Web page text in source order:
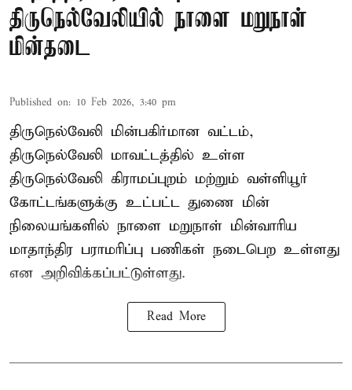
திருநெல்வேலியில் நாளை மறுநாள்
மின்தடை
Published on: 10 Feb 2026, 3:40 pm
திருநெல்வேலி மின்பகிர்மான வட்டம்,
திருநெல்வேலி மாவட்டத்தில் உள்ள
திருநெல்வேலி கிராமப்புறம் மற்றும் வள்ளியூர்
கோட்டங்களுக்கு உட்பட்ட துணை மின்
நிலையங்களில் நாளை மறுநாள் மின்வாரிய
மாதாந்திர பராமரிப்பு பணிகள் நடைபெற உள்ளது
என அறிவிக்கப்பட்டுள்ளது.
Read More